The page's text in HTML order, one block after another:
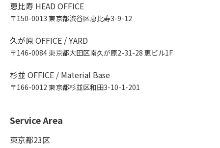
恵比寿 HEAD OFFICE
〒150-0013 東京都渋谷区恵比寿3-9-12
久が原 OFFICE / YARD
〒146-0084 東京都大田区南久が原2-31-28 恵ビル1F
杉並 OFFICE / Material Base
〒166-0012 東京都杉並区和田3-10-1-201
Service Area
東京都23区